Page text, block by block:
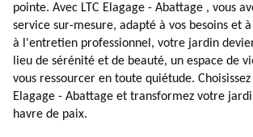
pointe. Avec LTC Elagage - Abattage , vous
service sur-mesure, adapté à vos besoins et
à l'entretien professionnel, votre jardin
lieu de sérénité et de beauté, un espace de
vous ressourcer en toute quiétude.
Elagage - Abattage et transformez votre
havre de paix.